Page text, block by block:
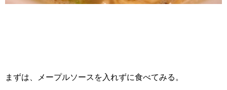
まずは、メープルソースを入れずに食べてみる。